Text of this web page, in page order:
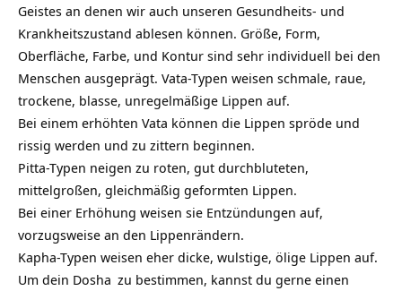
Geistes an denen wir auch unseren Gesundheits- und
Krankheitszustand ablesen können. Größe, Form,
Oberfläche, Farbe, und Kontur sind sehr individuell bei den
Menschen ausgeprägt. Vata-Typen weisen schmale, raue,
trockene, blasse, unregelmäßige Lippen auf.
Bei einem erhöhten Vata können die Lippen spröde und
rissig werden und zu zittern beginnen.
Pitta-Typen neigen zu roten, gut durchbluteten,
mittelgroßen, gleichmäßig geformten Lippen.
Bei einer Erhöhung weisen sie Entzündungen auf,
vorzugsweise an den Lippenrändern.
Kapha-Typen weisen eher dicke, wulstige, ölige Lippen auf.
Um dein Dosha zu bestimmen, kannst du gerne einen